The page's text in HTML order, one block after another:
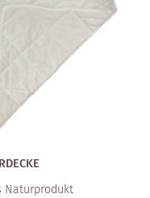
Naturprodukt